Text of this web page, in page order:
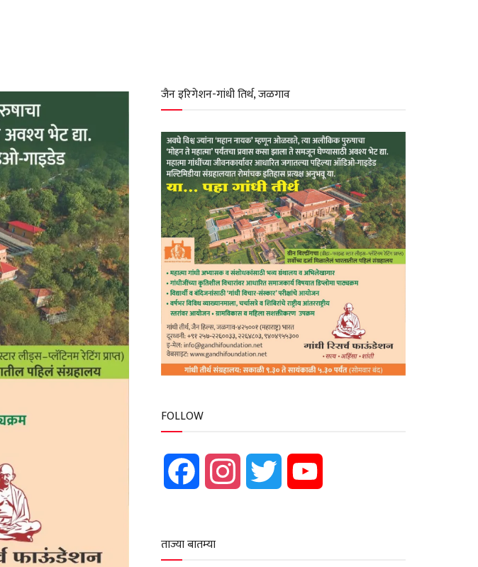
जैन इरिगेशन-गांधी तिर्थ, जळगाव
FOLLOW
Facebook Instagram Twitter
ताज्या बातम्या